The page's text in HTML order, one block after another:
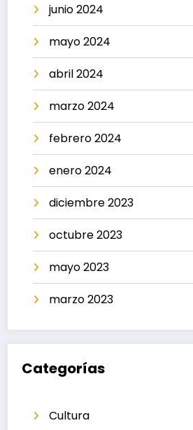
junio 2024
mayo 2024
abril 2024
marzo 2024
febrero 2024
enero 2024
diciembre 2023
octubre 2023
mayo 2023
marzo 2023
Categorías
Cultura